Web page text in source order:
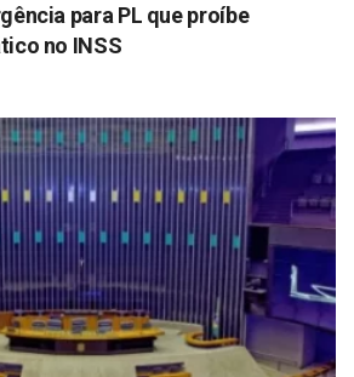
para PL que proíbe
no INSS